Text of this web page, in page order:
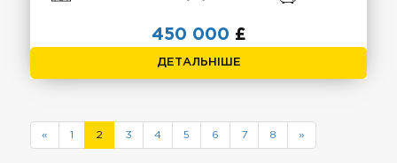
450 000 £
ДЕТАЛЬНІШЕ
« 1 2 3 4 5 6 7 8 »